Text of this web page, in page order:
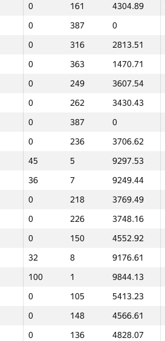
0 161 4304.89
0 387 0
0 316 2813.51
0 363 1470.71
0 249 3607.54
0 262 3430.43
0 387 0
0 236 3706.62
45 5 9297.53
36 7 9249.44
0 218 3769.49
0 226 3748.16
0 150 4552.92
32 8 9176.61
100 1 9844.13
0 105 5413.23
0 148 4566.61
0 136 4828.07
1
GP30 Орын Ұпайлар